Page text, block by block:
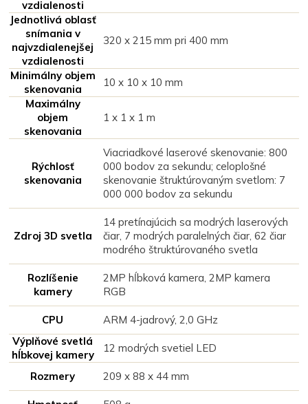
vzdialenosti
Jednotlivá oblasť
snímania v
najvzdialenejšej
vzdialenosti
320 x 215 mm pri 400 mm
Minimálny objem
skenovania
10 x 10 x 10 mm
Maximálny
objem
skenovania
1 x 1 x 1 m
Rýchlosť
skenovania
Viacriadkové laserové skenovanie: 800
000 bodov za sekundu; celoplošné
skenovanie štruktúrovaným svetlom: 7
000 000 bodov za sekundu
Zdroj 3D svetla
14 pretínajúcich sa modrých laserových
čiar, 7 modrých paralelných čiar, 62 čiar
modrého štruktúrovaného svetla
Rozlíšenie
kamery
2MP hĺbková kamera, 2MP kamera
RGB
CPU
ARM 4-jadrový, 2,0 GHz
Výplňové svetlá
hĺbkovej kamery
12 modrých svetiel LED
Rozmery 209 x 88 x 44 mm